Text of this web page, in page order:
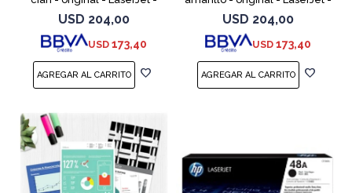
cartucho de tóner (CF501X) -
para Color LaserJet Pro
M254dw, M254nw, M
USD 204,00
USD 173,40
cartucho de tóner (CF502X) -
para Color LaserJet Pro
M254dw, M254n
USD 204,00
USD 173,40